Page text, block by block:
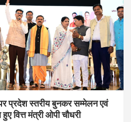
प्रदेश स्तरीय बुनकर सम्मेलन एवं
वित्त मंत्री ओपी चौधरी